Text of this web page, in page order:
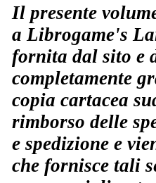
Il presente
a Librogame's
fornita dal sito e
completamente
copia cartacea
rimborso delle
e spedizione e
che fornisce tali